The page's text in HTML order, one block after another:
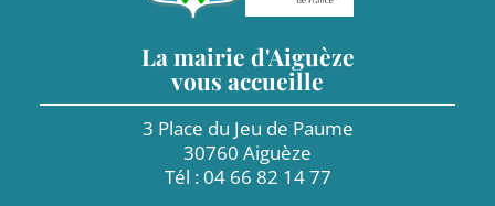
La mairie d'Aiguèze
vous accueille
3 Place du Jeu de Paume
30760 Aiguèze
Tél : 04 66 82 14 77